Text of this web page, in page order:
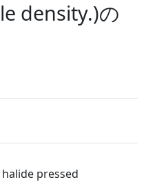
density.)の
pressed